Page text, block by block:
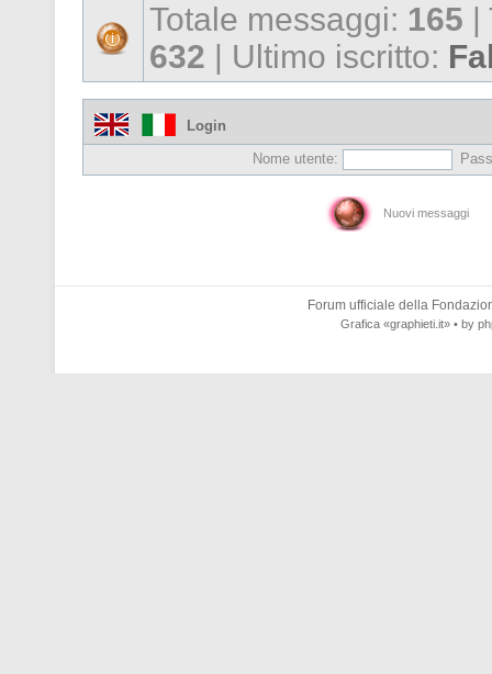
Totale messaggi: 165 |
632 | Ultimo iscritto:
Login
Nome utente:
Nuovi messaggi
Forum ufficiale della
Grafica «graphieti.it» • by